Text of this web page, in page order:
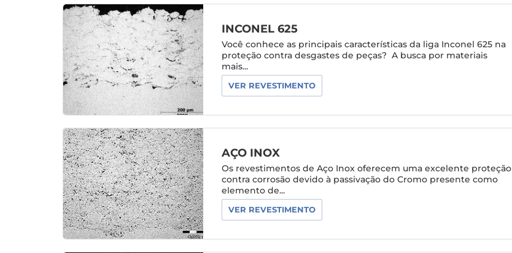
INCONEL 625
Você conhece as principais características da liga Inconel 625 na
proteção contra desgastes de peças? A busca por materiais
mais...
VER REVESTIMENTO
AÇO INOX
Os revestimentos de Aço Inox oferecem uma excelente proteção
contra corrosão devido à passivação do Cromo presente como
elemento de...
VER REVESTIMENTO